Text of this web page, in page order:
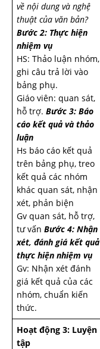
về nội dung và nghệ
thuật của văn bản?
Bước 2: Thực hiện
nhiệm vụ
HS: Thảo luận nhóm,
ghi câu trả lời vào
bảng phụ.
Giáo viên: quan sát,
hỗ trợ. Bước 3: Báo
cáo kết quả và thảo
luận
Hs báo cáo kết quả
trên bảng phụ, treo
kết quả các nhóm
khác quan sát, nhận
xét, phản biện
Gv quan sát, hỗ trợ,
tư vấn Bước 4: Nhận
xét, đánh giá kết quả
thực hiện nhiệm vụ
Gv: Nhận xét đánh
giá kết quả của các
nhóm, chuẩn kiến
thức.
Hoạt động 3: Luyện
tập